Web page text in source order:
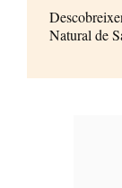
Natural de